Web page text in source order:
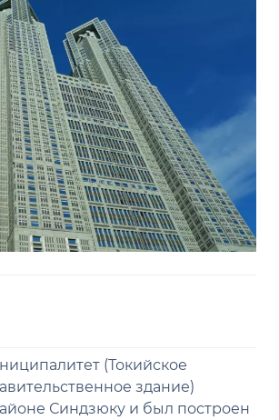
(Токийское
здание)
Синдзюку и был построен